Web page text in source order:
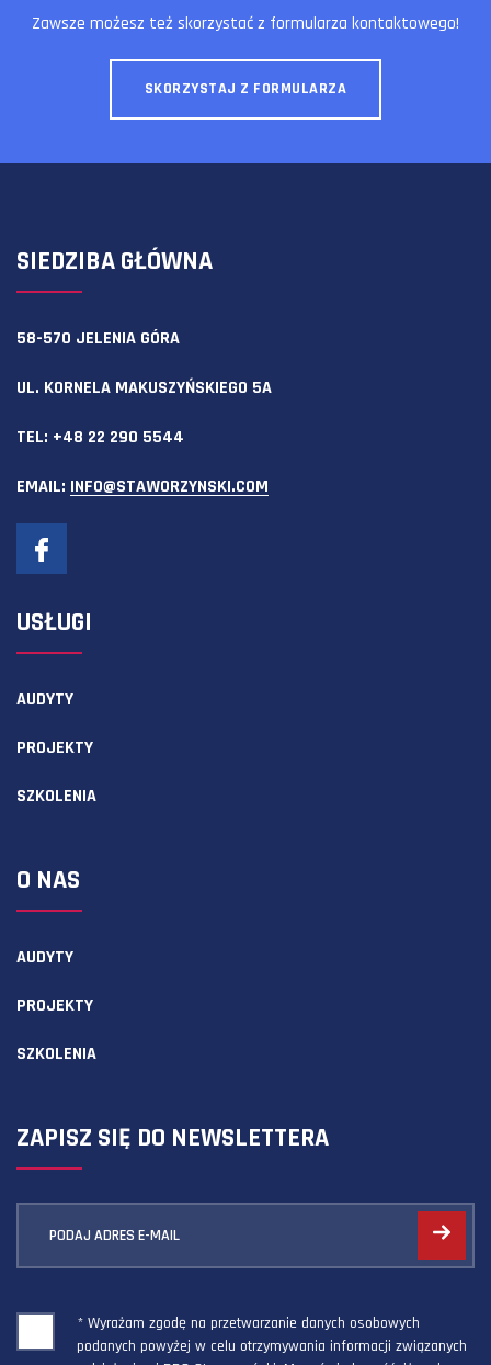
Zawsze możesz też skorzystać z formularza kontaktowego!
SKORZYSTAJ Z FORMULARZA
SIEDZIBA GŁÓWNA
58-570 JELENIA GÓRA
UL. KORNELA MAKUSZYŃSKIEGO 5A
TEL: +48 22 290 5544
EMAIL: INFO@STAWORZYNSKI.COM
USŁUGI
AUDYTY
PROJEKTY
SZKOLENIA
O NAS
AUDYTY
PROJEKTY
SZKOLENIA
ZAPISZ SIĘ DO NEWSLETTERA
PODAJ ADRES E-MAIL
* Wyrażam zgodę na przetwarzanie danych osobowych
podanych powyżej w celu otrzymywania informacji związanych